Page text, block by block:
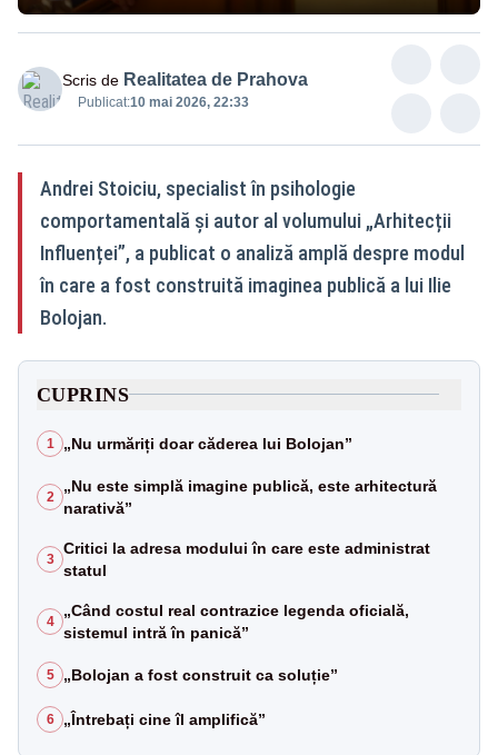
Scris de Realitatea de Prahova
Publicat:10 mai 2026, 22:33
Andrei Stoiciu, specialist în psihologie
comportamentală și autor al volumului „Arhitecții
Influenței”, a publicat o analiză amplă despre modul
în care a fost construită imaginea publică a lui Ilie
Bolojan.
CUPRINS
1 „Nu urmăriți doar căderea lui Bolojan”
2
„Nu este simplă imagine publică, este arhitectură
narativă”
3
Critici la adresa modului în care este administrat
statul
4
„Când costul real contrazice legenda oficială,
sistemul intră în panică”
5 „Bolojan a fost construit ca soluție”
6 „Întrebați cine îl amplifică”